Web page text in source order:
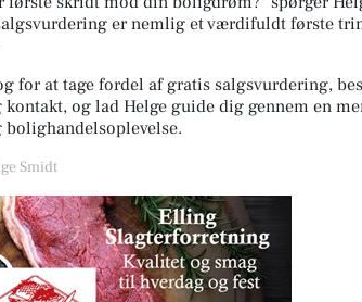
er nemlig et værdifuldt første
for at tage fordel af gratis salgsvurdering,
kontakt, og lad Helge guide dig gennem en
Smidt
T-bone steaks
steaks kun
og er klar igen
Åbn opslaget